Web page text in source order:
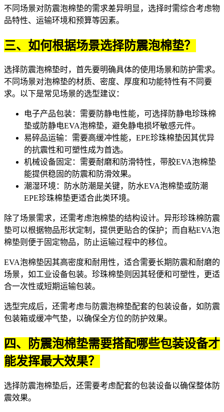
不同场景对防震泡棉垫的需求差异明显，选择时需综合考虑物
品特性、运输环境和预算等因素。
三、如何根据场景选择防震泡棉垫？
选择防震泡棉垫时，首先要明确具体的使用场景和防护需求。
不同场景对泡棉垫的材质、密度、厚度和功能特性有不同要
求。以下是常见场景的选型建议：
电子产品包装：需要防静电性能，可选择防静电珍珠棉
垫或防静电EVA泡棉垫，避免静电损坏敏感元件。
易碎品运输：需要高缓冲性能，EPE珍珠棉垫因其优异
的抗震性和可塑性成为首选。
机械设备固定：需要耐磨和防滑特性， 带胶EVA泡棉垫
能提供稳固的防震和防滑效果。
潮湿环境：防水防潮是关键，防水EVA泡棉垫或防潮
EPE珍珠棉垫更适合此类环境。
除了场景需求，还需考虑泡棉垫的结构设计。 异形珍珠棉防震
垫可以根据物品形状定制，提供更贴合的保护；而自粘EVA泡
棉垫则便于固定物品，防止运输过程中的移位。
EVA泡棉垫因其高密度和耐用性，适合需要长期防震和耐磨的
场景，如工业设备包装。珍珠棉垫则因其轻便和可塑性，更适
合一次性或短期运输包装。
选型完成后，还需考虑与防震泡棉垫配套的包装设备，如 防震
包装箱或缓冲气垫，以确保全方位的防护效果。
四、防震泡棉垫需要搭配哪些包装设备才
能发挥最大效果？
选择防震泡棉垫后，还需要考虑配套的包装设备以确保整体防
震效果。